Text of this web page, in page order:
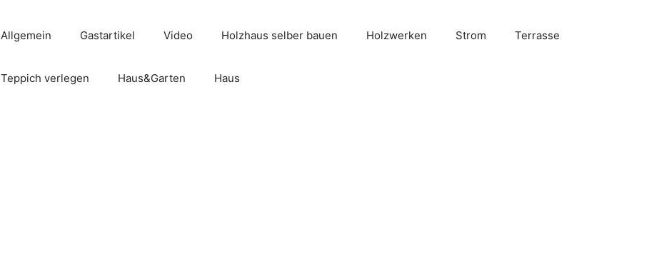
Allgemein Gastartikel Video Holzhaus selber bauen Holzwerken Strom Terrasse
Teppich verlegen Haus&Garten Haus